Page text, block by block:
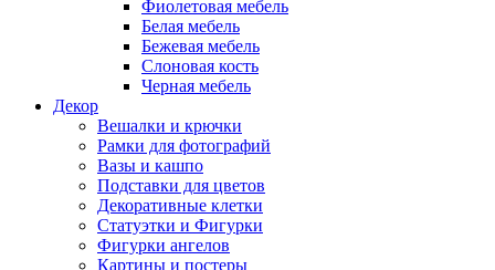
Фиолетовая мебель
Белая мебель
Бежевая мебель
Слоновая кость
Черная мебель
Декор
Вешалки и крючки
Рамки для фотографий
Вазы и кашпо
Подставки для цветов
Декоративные клетки
Статуэтки и Фигурки
Фигурки ангелов
Картины и постеры